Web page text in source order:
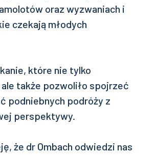
oraz wyzwaniach i
czekają młodych
które nie tylko
także pozwoliło spojrzeć
podniebnych podróży z
perspektywy.
że dr Ombach odwiedzi nas